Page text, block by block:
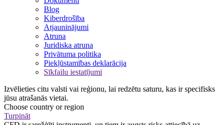
Blog
Kiberdrošība
Atjauninājumi
Atruna
Juridiska atruna
Privātuma politika
Piekļūstamības deklarācija
Sīkfailu iestatījumi
Izvēlieties citu valsti vai reģionu, lai redzētu saturu, kas ir specifisks
jūsu atrašanās vietai.
Choose country or region
Turpināt